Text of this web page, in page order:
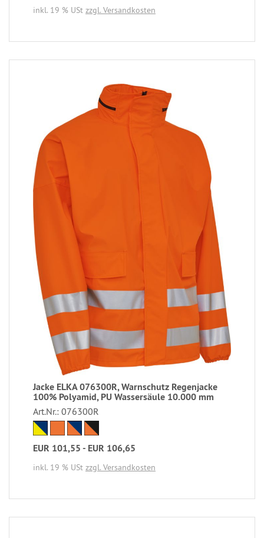
inkl. 19 % USt zzgl. Versandkosten
Jacke ELKA 076300R, Warnschutz Regenjacke
100% Polyamid, PU Wassersäule 10.000 mm
Art.Nr.: 076300R
EUR 101,55 - EUR 106,65
inkl. 19 % USt zzgl. Versandkosten